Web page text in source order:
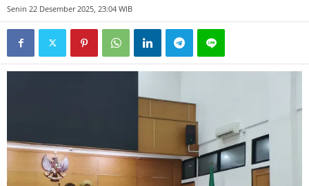
Senin 22 Desember 2025, 23:04 WIB